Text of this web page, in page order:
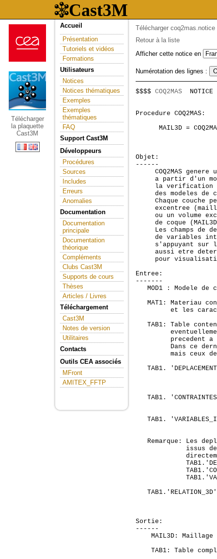
Télécharger
la plaquette
Cast3M
Accueil
Présentation
Tutoriels et vidéos
Formations
Utilisateurs
Notices
Notices thématiques
Exemples
Exemples
thématiques
FAQ
Support Cast3M
Développeurs
Procédures
Sources
Includes
Erreurs
Anomalies
Documentation
Documentation
principale
Documentation
théorique
Compléments
Clubs Cast3M
Supports de cours
Thèses
Articles / Livres
Téléchargement
Cast3M
Notes de version
Utilitaires
Contacts
Outils CEA associés
MFront
AMITEX_FFTP
Télécharger coq2mas.notice
Retour à la liste
Afficher cette notice en
Numérotation des lignes :
$$$$ COQ2MAS
Procedure
MAIL3D =
Objet:
------
COQ2MAS genere
a partir d'un
la
des modeles de
Chaque couche
excentree
ou un volume
de coque
Les champs de
de variables
s'appuyant sur
aussi etre
pour
Entree:
-------
MOD1 : Modele de
MAT1: Materiau
et les
TAB1: Table
precedent a
Dans ce
mais ceux
TAB1.
TAB1.
TAB1.
Remarque: Les
issus
Sortie:
------
MAIL3D: Maillage
TAB1: Table